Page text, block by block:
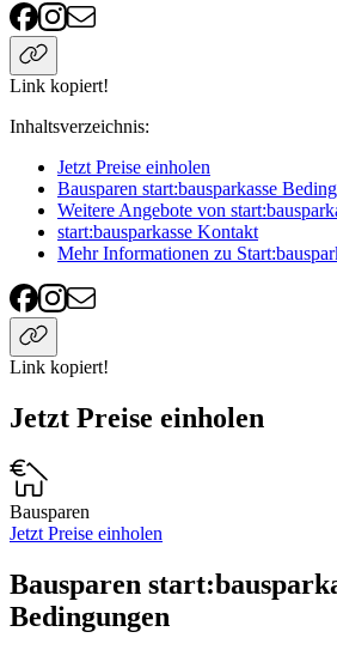
Link kopiert!
Inhaltsverzeichnis:
Jetzt Preise einholen
Bausparen start:bausparkasse
Weitere Angebote von
start:bausparkasse Kontakt
Mehr Informationen zu
Link kopiert!
Jetzt Preise einholen
Bausparen
Jetzt Preise einholen
Bausparen
Bedingungen